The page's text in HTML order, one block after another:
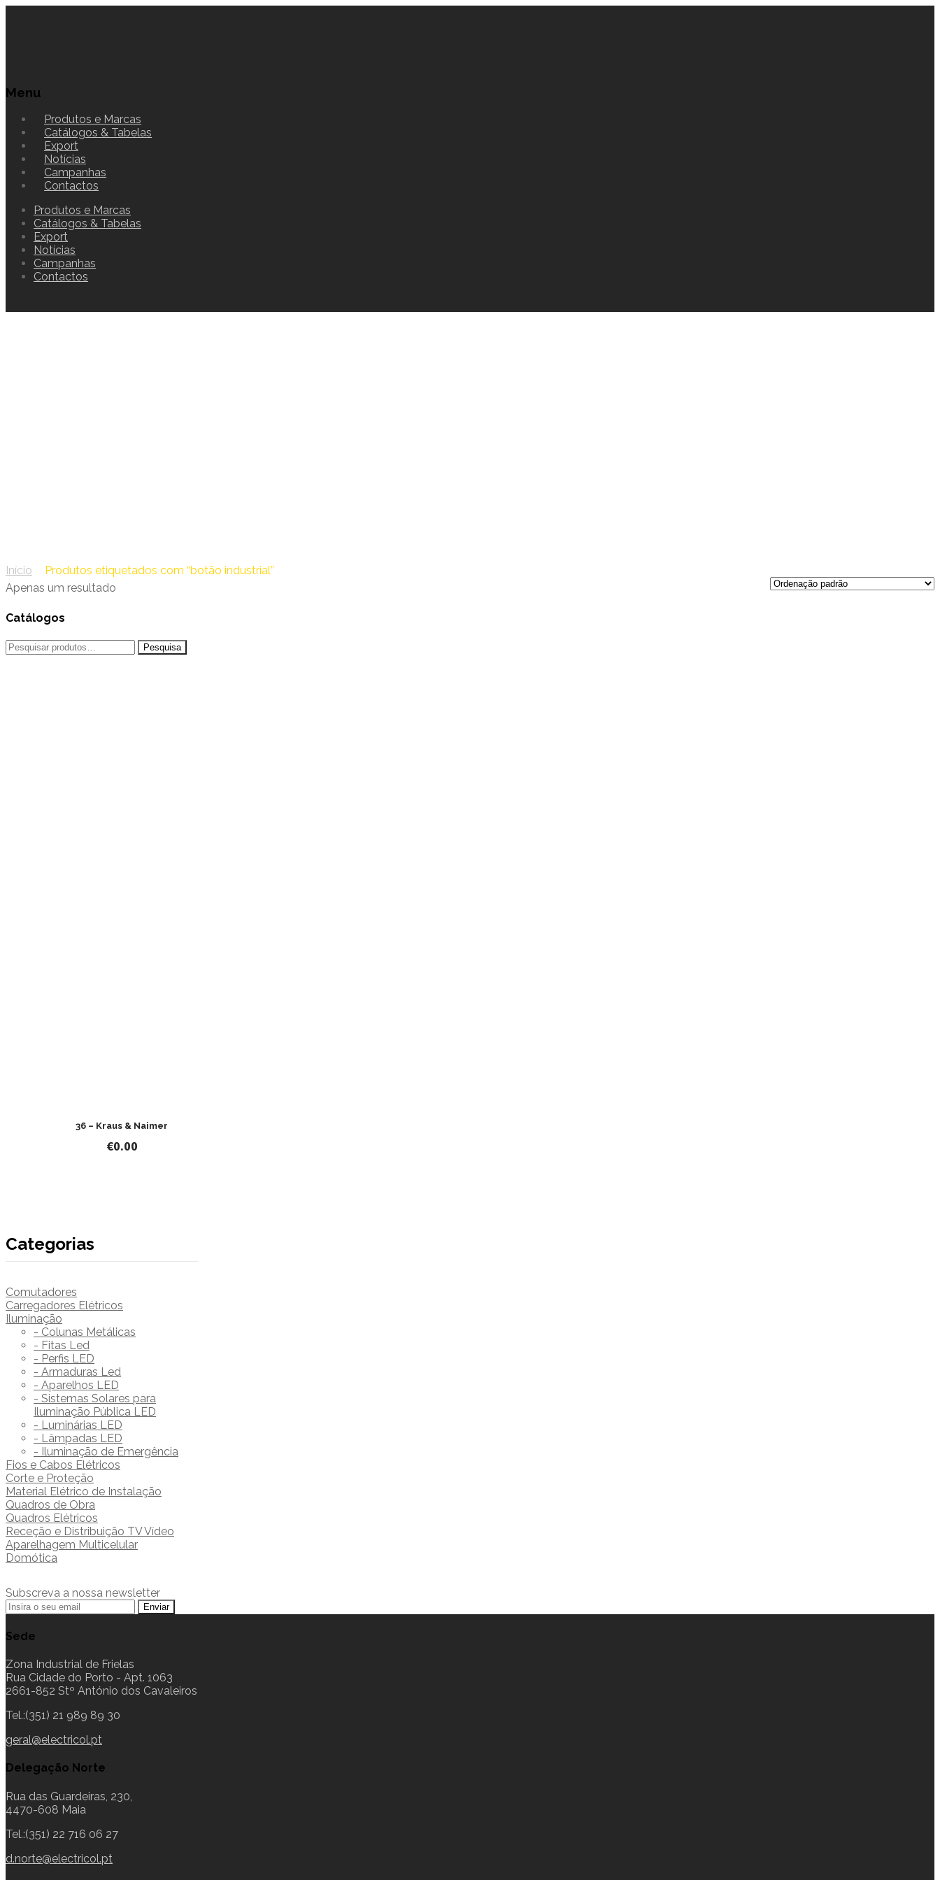
Menu
Produtos e Marcas
Catálogos & Tabelas
Export
Notícias
Campanhas
Contactos
Produtos e Marcas
Catálogos & Tabelas
Export
Notícias
Campanhas
Contactos
Início
Produtos etiquetados com “botão industrial”
Apenas um resultado
Catálogos
Pesquisar
por:
36 – Kraus & Naimer
€0.00
Categorias
Comutadores
Carregadores Elétricos
Iluminação
- Colunas Metálicas
- Fitas Led
- Perfis LED
- Armaduras Led
- Aparelhos LED
- Sistemas Solares para
Iluminação Pública LED
- Luminárias LED
- Lâmpadas LED
- Iluminação de Emergência
Fios e Cabos Elétricos
Corte e Proteção
Material Elétrico de Instalação
Quadros de Obra
Quadros Elétricos
Receção e Distribuição TV Vídeo
Aparelhagem Multicelular
Domótica
Subscreva a nossa newsletter
Sede
Zona Industrial de Frielas
Rua Cidade do Porto - Apt. 1063
2661-852 Stº António dos Cavaleiros
Tel.:(351) 21 989 89 30
geral@electricol.pt
Delegação Norte
Rua das Guardeiras, 230,
4470-608 Maia
Tel.:(351) 22 716 06 27
d.norte@electricol.pt